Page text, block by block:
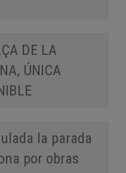
DE LA
ÚNICA
la parada
por obras